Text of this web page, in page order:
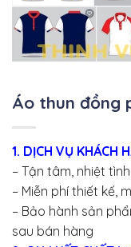
Áo thun đồng
1. DỊCH VỤ KHÁCH
– Tận tâm, nhiệt
– Miễn phí thiết kế,
– Bảo hành sản
sau bán hàng